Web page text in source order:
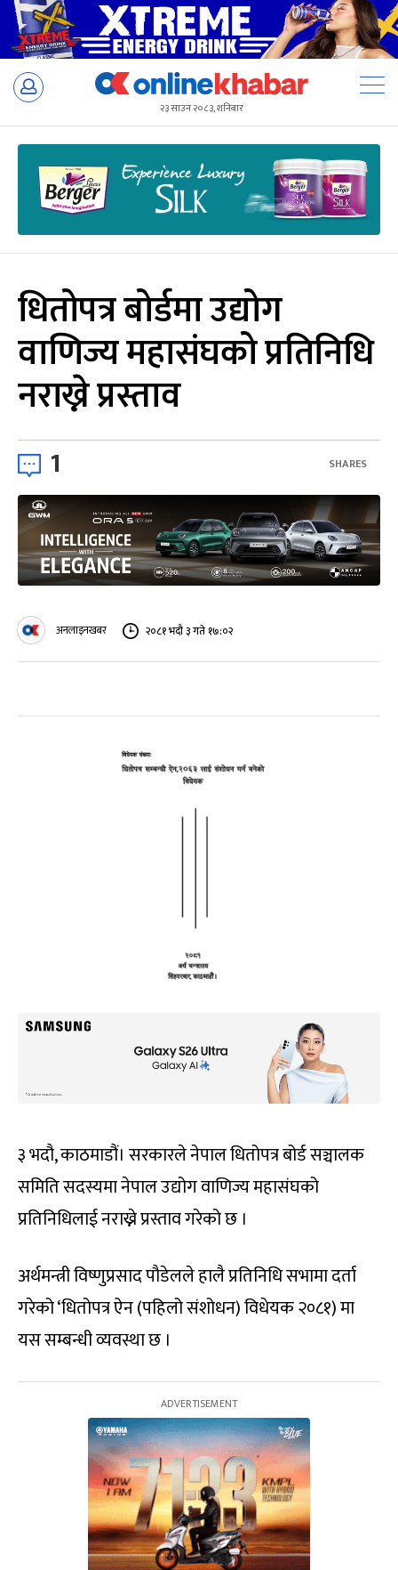
Skip
२३ साउन २०८३, शनिबार
धितोपत्र बोर्डमा उद्योग
वाणिज्य महासंघको प्रतिनिधि
नराख्ने प्रस्ताव
1 SHARES
अनलाइनखबर २०८१ भदौ ३ गते १७:०२
३ भदौ, काठमाडौं। सरकारले नेपाल धितोपत्र बोर्ड सञ्चालक
समिति सदस्यमा नेपाल उद्योग वाणिज्य महासंघको
प्रतिनिधिलाई नराख्ने प्रस्ताव गरेको छ ।
अर्थमन्त्री विष्णुप्रसाद पौडेलले हालै प्रतिनिधि सभामा दर्ता
गरेको ‘धितोपत्र ऐन (पहिलो संशोधन) विधेयक २०८१) मा
यस सम्बन्धी व्यवस्था छ ।